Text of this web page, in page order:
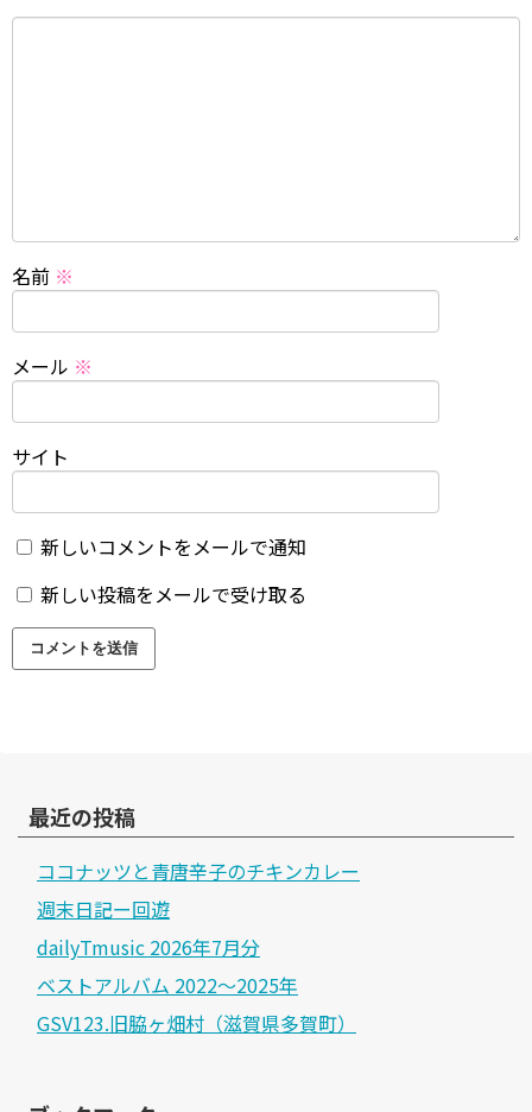
名前 ※
メール ※
サイト
新しいコメントをメールで通知
新しい投稿をメールで受け取る
最近の投稿
ココナッツと青唐辛子のチキンカレー
週末日記ー回遊
dailyTmusic 2026年7月分
ベストアルバム 2022～2025年
GSV123.旧脇ヶ畑村（滋賀県多賀町）